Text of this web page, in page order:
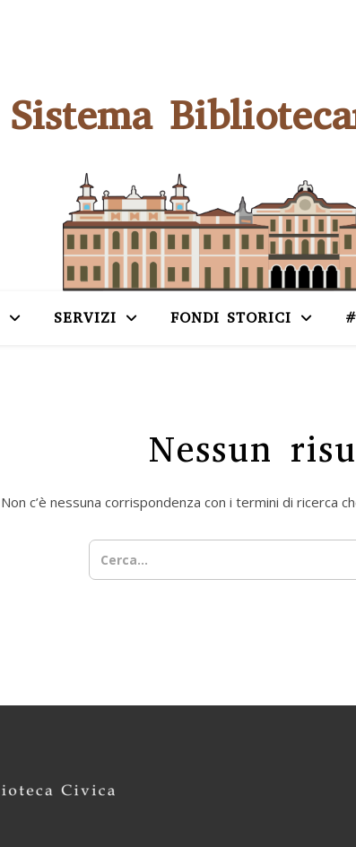
Sistema
SERVIZI FONDI STORICI
Nessun
Non c’è nessuna corrispondenza con i termini di ricerca